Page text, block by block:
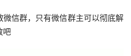
信群，只有微信群主可以彻底解
吧